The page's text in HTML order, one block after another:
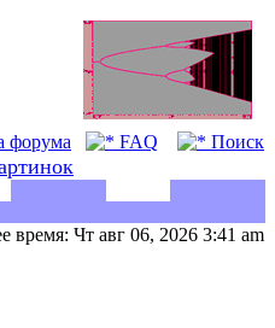
форума FAQ Поиск
время: Чт авг 06, 2026 3:41 am